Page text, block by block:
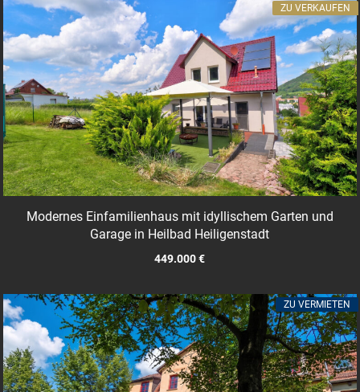
Modernes Einfamilienhaus mit idyllischem Garten und
Garage in Heilbad Heiligenstadt
449.000 €
ZU VERKAUFEN
ZU VERMIETEN